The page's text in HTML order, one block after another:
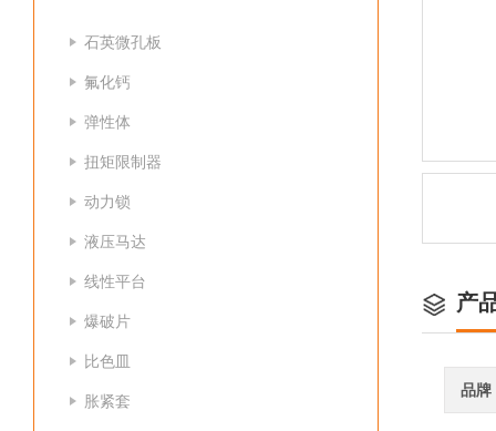
石英微孔板
氟化钙
弹性体
扭矩限制器
动力锁
液压马达
线性平台
爆破片
比色皿
胀紧套
产
品牌